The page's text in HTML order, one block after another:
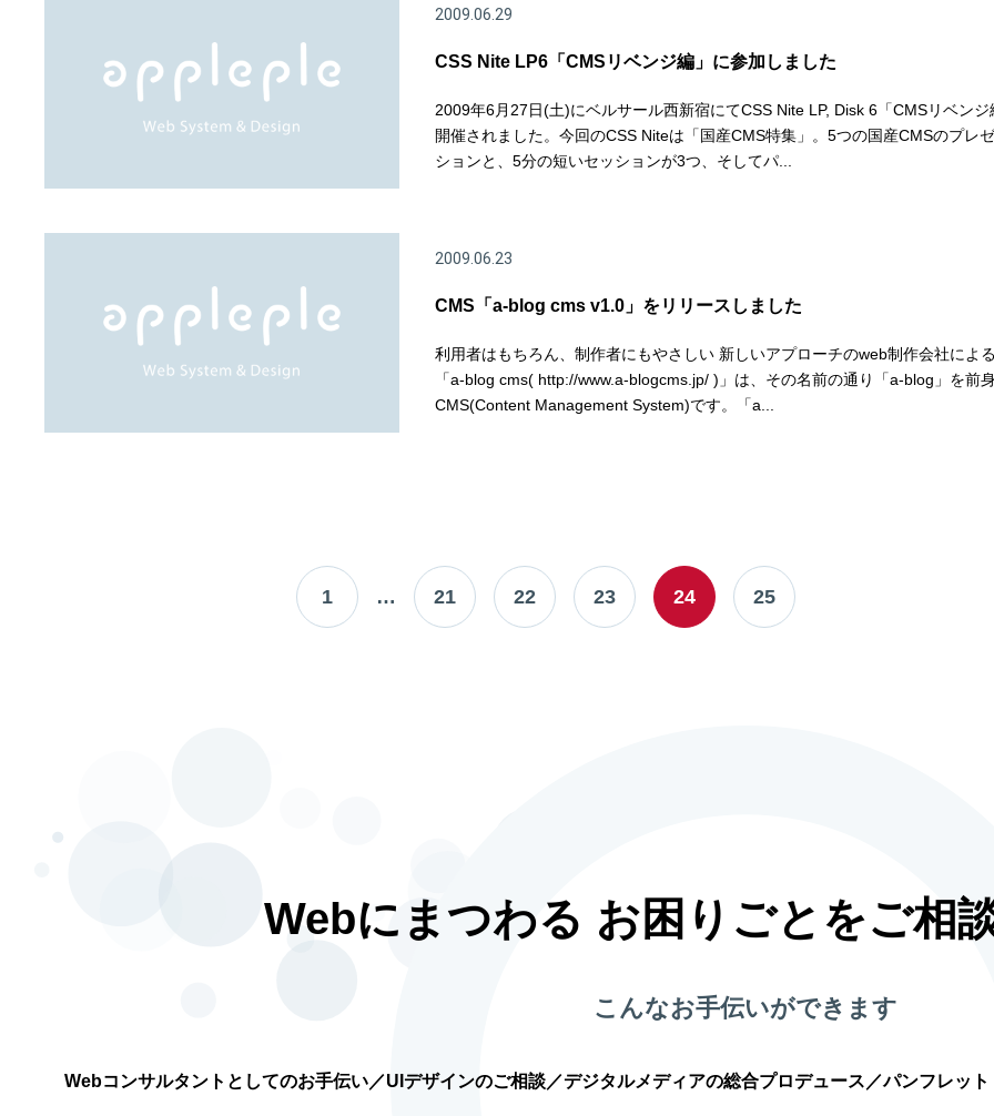
2009.06.29
CSS Nite LP6「CMSリベンジ編」に参加しました
2009年6月27日(土)にベルサール西新宿にてCSS Nite LP, Disk 6「CMSリベンジ
開催されました。今回のCSS Niteは「国産CMS特集」。5つの国産CMSのプレ
ションと、5分の短いセッションが3つ、そしてパ...
2009.06.23
CMS「a-blog cms v1.0」をリリースしました
利用者はもちろん、制作者にもやさしい 新しいアプローチのweb制作会社によ
「a-blog cms( http://www.a-blogcms.jp/ )」は、その名前の通り「a-blog」を前
CMS(Content Management System)です。「a...
1 … 21 22 23 24 25
Webにまつわる お困りごとをご相
こんなお手伝いができます
Webコンサルタントとしてのお手伝い／UIデザインのご相談／デジタルメディアの総合プロデュース／パンフレッ